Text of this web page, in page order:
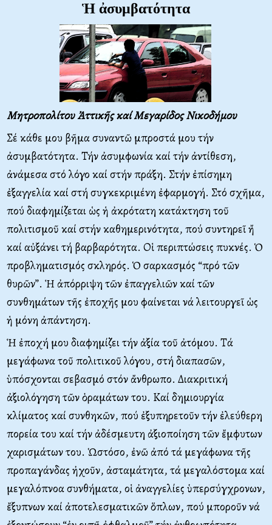
Ἡ ἀσυμβατότητα
Μητροπολίτου Ἀττικῆς καί Μεγαρίδος Νικοδήμου
Σέ κάθε μου βῆμα συναντῶ μπροστά μου τήν
ἀσυμβατότητα. Τήν ἀσυμφωνία καί τήν ἀντίθεση,
ἀνάμεσα στό λόγο καί στήν πράξη. Στήν ἐπίσημη
ἐξαγγελία καί στή συγκεκριμένη ἐφαρμογή. Στό σχῆμα,
πού διαφημίζεται ὡς ἡ ἀκρότατη κατάκτηση τοῦ
πολιτισμοῦ καί στήν καθημερινότητα, πού συντηρεῖ ἤ
καί αὐξάνει τή βαρβαρότητα. Οἱ περιπτώσεις πυκνές. Ὁ
προβληματισμός σκληρός. Ὁ σαρκασμός “πρό τῶν
θυρῶν”. Ἡ ἀπόρριψη τῶν ἐπαγγελιῶν καί τῶν
συνθημάτων τῆς ἐποχῆς μου φαίνεται νά λειτουργεῖ ὡς
ἡ μόνη ἀπάντηση.
Ἡ ἐποχή μου διαφημίζει τήν ἀξία τοῦ ἀτόμου. Τά
μεγάφωνα τοῦ πολιτικοῦ λόγου, στή διαπασῶν,
ὑπόσχονται σεβασμό στόν ἄνθρωπο. Διακριτική
ἀξιολόγηση τῶν ὁραμάτων του. Καί δημιουργία
κλίματος καί συνθηκῶν, πού ἐξυπηρετοῦν τήν ἐλεύθερη
πορεία του καί τήν ἀδέσμευτη ἀξιοποίηση τῶν ἔμφυτων
χαρισμάτων του. Ὡστόσο, ἐνῶ ἀπό τά μεγάφωνα τῆς
προπαγάνδας ἠχοῦν, ἀσταμάτητα, τά μεγαλόστομα καί
μεγαλόπνοα συνθήματα, οἱ ἀναγγελίες ὑπερσύγχρονων,
ἔξυπνων καί ἀποτελεσματικῶν ὅπλων, πού μποροῦν νά